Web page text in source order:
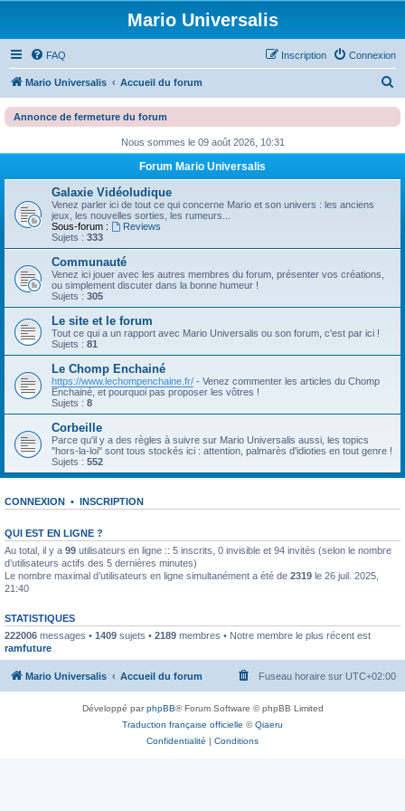
Mario Universalis
FAQ Connexion
Inscription
Mario Universalis Accueil du forum
c
Annonce de fermeture du forum
Nous sommes le 09 août 2026, 10:31
Forum Mario Universalis
Galaxie Vidéoludique
Venez parler ici de tout ce qui concerne Mario et son univers : les anciens
jeux, les nouvelles sorties, les rumeurs...
Sous-forum :
Reviews
Sujets : 333
Communauté
Venez ici jouer avec les autres membres du forum, présenter vos créations,
ou simplement discuter dans la bonne humeur !
Sujets : 305
Le site et le forum
Tout ce qui a un rapport avec Mario Universalis ou son forum, c'est par ici !
Sujets : 81
Le Chomp Enchainé
https://www.lechompenchaine.fr/ - Venez commenter les articles du Chomp
Enchainé, et pourquoi pas proposer les vôtres !
Sujets : 8
Corbeille
Parce qu'il y a des règles à suivre sur Mario Universalis aussi, les topics
"hors-la-loi" sont tous stockés ici : attention, palmarès d'idioties en tout genre !
Sujets : 552
CONNEXION • INSCRIPTION
QUI EST EN LIGNE ?
Au total, il y a 99 utilisateurs en ligne :: 5 inscrits, 0 invisible et 94 invités (selon le nombre
d’utilisateurs actifs des 5 dernières minutes)
Le nombre maximal d’utilisateurs en ligne simultanément a été de 2319 le 26 juil. 2025,
21:40
STATISTIQUES
222006 messages • 1409 sujets • 2189 membres • Notre membre le plus récent est
ramfuture
Mario Universalis Accueil du forum Fuseau horaire sur UTC+02:00
Développé parphpBB® Forum Software © phpBB Limited
Traduction française officielle ©Qiaeru
Confidentialité | Conditions